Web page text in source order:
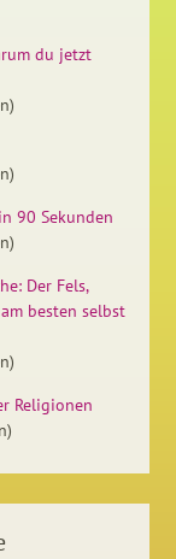
du jetzt
90 Sekunden
Der Fels,
besten selbst
Religionen